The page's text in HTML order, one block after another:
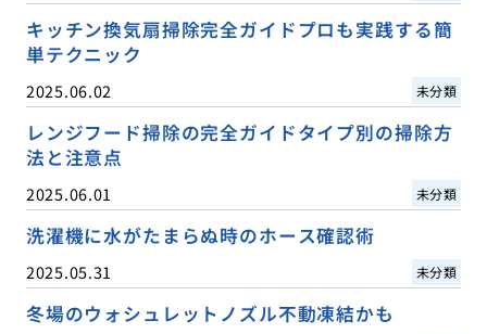
キッチン換気扇掃除完全ガイドプロも実践する簡
単テクニック
2025.06.02 未分類
レンジフード掃除の完全ガイドタイプ別の掃除方
法と注意点
2025.06.01 未分類
洗濯機に水がたまらぬ時のホース確認術
2025.05.31 未分類
冬場のウォシュレットノズル不動凍結かも